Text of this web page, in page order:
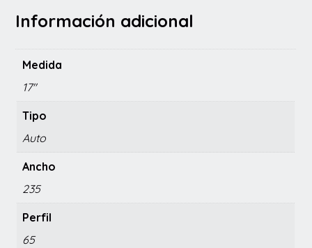
Información adicional
Medida
17"
Tipo
Auto
Ancho
235
Perfil
65